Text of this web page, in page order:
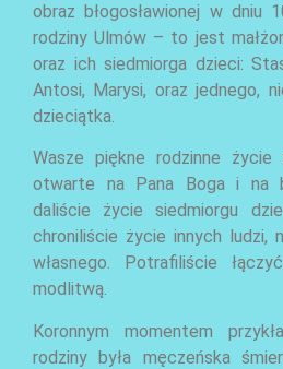
obraz błogosławionej w dniu
rodziny Ulmów – to jest
oraz ich siedmiorga dzieci:
Antosi, Marysi, oraz jednego,
dzieciątka.
Wasze piękne rodzinne życie
otwarte na Pana Boga i na
daliście życie siedmiorgu
chroniliście życie innych ludzi,
własnego. Potrafiliście
modlitwą.
Koronnym momentem
rodziny była męczeńska